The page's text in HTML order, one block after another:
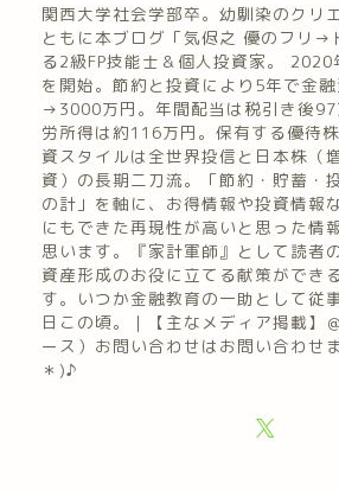
関西大学社会学部卒。幼馴染のクリ
ともに本ブログ「気侭之 優のフリ
る2級FP技能士＆個人投資家。
を開始。節約と投資により5年で金
→3000万円。年間配当は税引き後97
労所得は約116万円。保有する優待
資スタイルは全世界投信と日本株（
資）の長期二刀流。「節約・貯蓄・
の計」を軸に、お得情報や投資情報
にもできた再現性が高いと思った情
思います。『家計軍師』として読者
資産形成のお役に立てる献策ができ
す。いつか金融教育の一助として従
日この頃。｜【主なメディア掲載】
ース）お問い合わせはお問い合わせ
＊)♪